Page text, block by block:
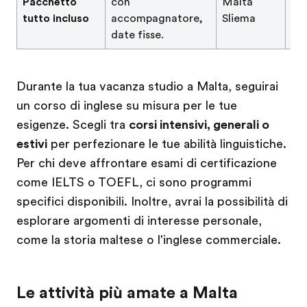
tutto incluso
accompagnatore,
date fisse.
Sliema
Durante la tua vacanza studio a Malta, seguirai
un corso di inglese su misura per le tue
esigenze. Scegli tra corsi intensivi, generali o
estivi per perfezionare le tue abilità linguistiche.
Per chi deve affrontare esami di certificazione
come IELTS o TOEFL, ci sono programmi
specifici disponibili. Inoltre, avrai la possibilità di
esplorare argomenti di interesse personale,
come la storia maltese o l'inglese commerciale.
Le attività più amate a Malta